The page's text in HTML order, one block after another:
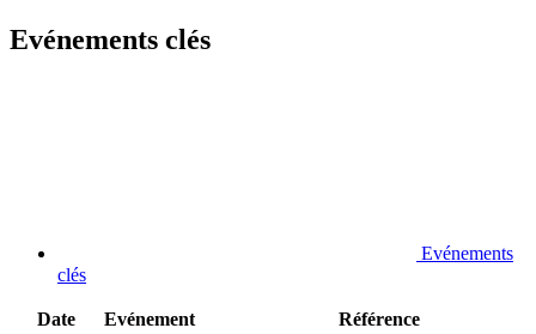
Evénements clés
Evénements
clés
Date Evénement Référence